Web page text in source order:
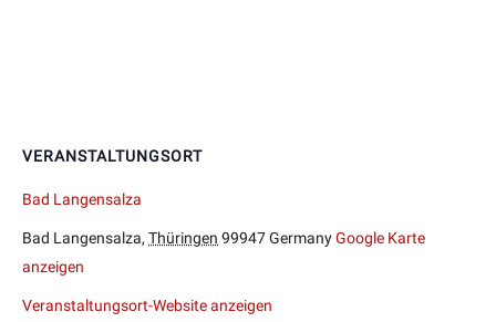
VERANSTALTUNGSORT
Bad Langensalza
Bad Langensalza, Thüringen 99947GermanyGoogle Karte
anzeigen
Veranstaltungsort-Website anzeigen